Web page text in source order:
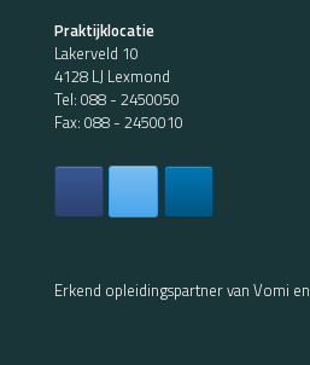
Praktijklocatie
Lakerveld 10
4128 LJ Lexmond
Tel: 088 - 2450050
Fax: 088 - 2450010
Erkend opleidingspartner van Vomi